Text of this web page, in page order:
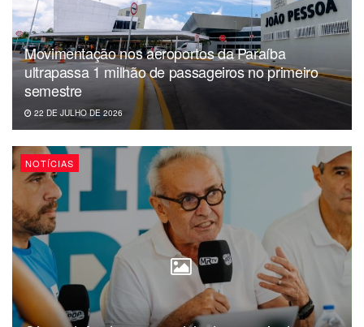
Movimentação nos aeroportos da Paraíba
ultrapassa 1 milhão de passageiros no primeiro
semestre
22 DE JULHO DE 2026
NOTÍCIAS